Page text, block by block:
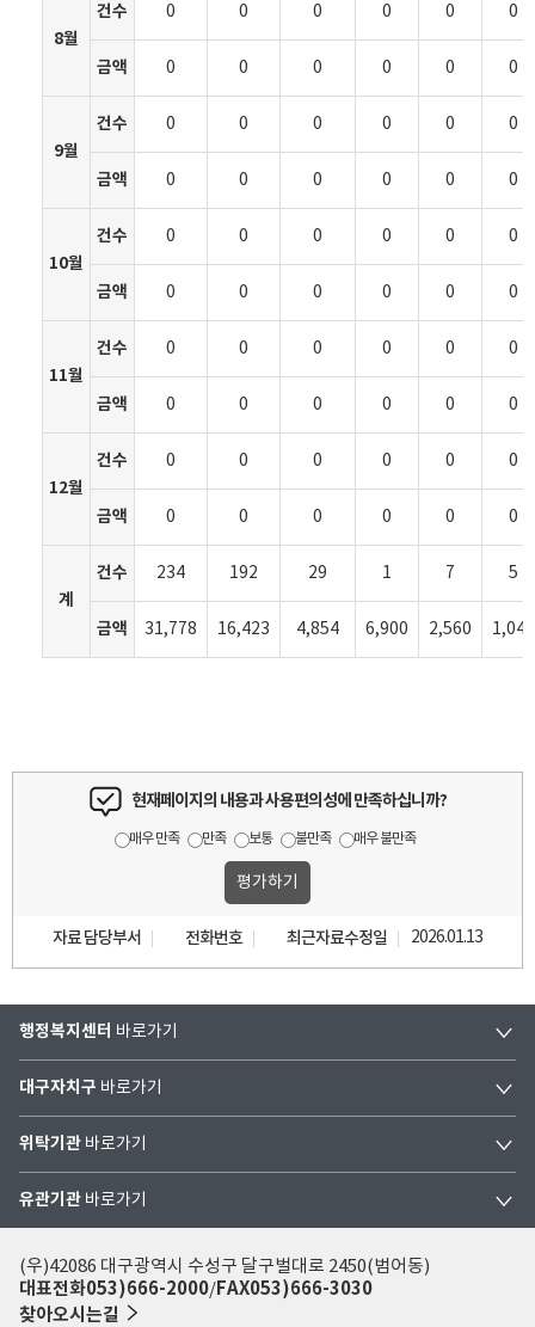
8월
건수 0 0 0 0 0 0
금액 0 0 0 0 0 0
9월
건수 0 0 0 0 0 0
금액 0 0 0 0 0 0
10월
건수 0 0 0 0 0 0
금액 0 0 0 0 0 0
11월
건수 0 0 0 0 0 0
금액 0 0 0 0 0 0
12월
건수 0 0 0 0 0 0
금액 0 0 0 0 0 0
계
건수 234 192 29 1 7 5
금액 31,778 16,423 4,854 6,900 2,560 1,041
현재페이지의 내용과 사용편의성에 만족하십니까?
매우 만족 만족 보통 불만족 매우 불만족
자료 담당부서 전화번호 최근자료수정일 2026.01.13
행정복지센터 바로가기
대구자치구 바로가기
위탁기관 바로가기
유관기관 바로가기
(우)42086 대구광역시 수성구 달구벌대로 2450(범어동)
대표전화053)666-2000 FAX053)666-3030
찾아오시는길